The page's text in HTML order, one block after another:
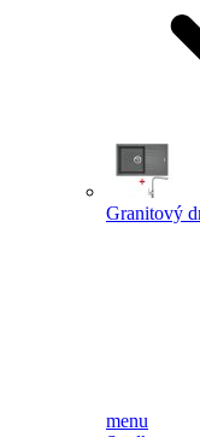
Granitový
menu